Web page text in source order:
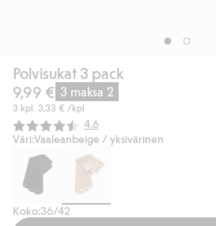
Polvisukat 3 pack
9,99 € 3 maksa 2
3 kpl. 3,33 € /kpl
Keskimääräinen luokitus:
4.6
Väri:Vaaleanbeige / yksivärinen
Koko:36/42